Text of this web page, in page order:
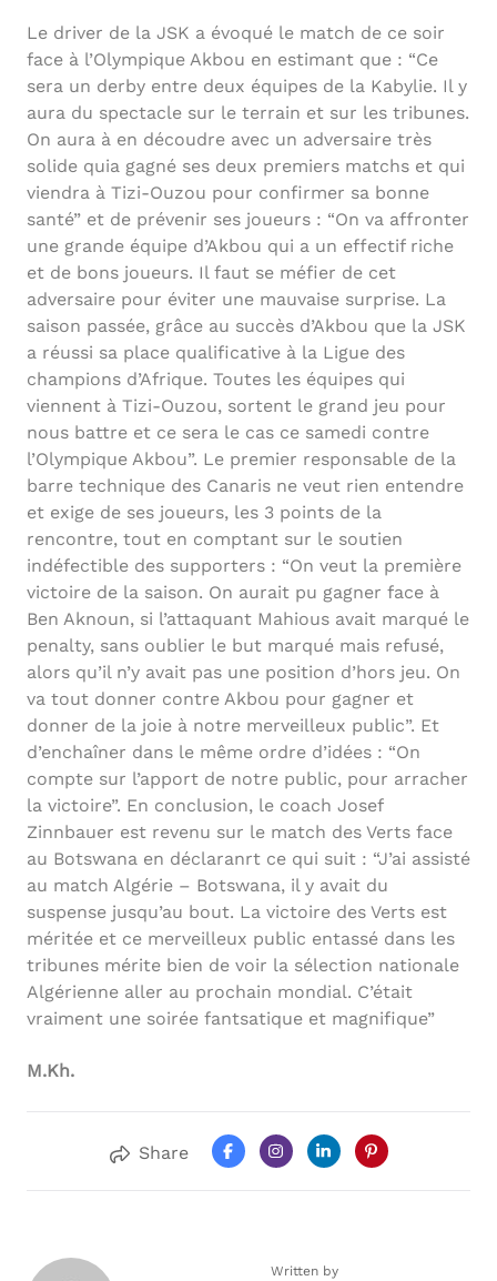
Le driver de la JSK a évoqué le match de ce soir
face à l’Olympique Akbou en estimant que : “Ce
sera un derby entre deux équipes de la Kabylie. Il y
aura du spectacle sur le terrain et sur les tribunes.
On aura à en découdre avec un adversaire très
solide quia gagné ses deux premiers matchs et qui
viendra à Tizi-Ouzou pour confirmer sa bonne
santé” et de prévenir ses joueurs : “On va affronter
une grande équipe d’Akbou qui a un effectif riche
et de bons joueurs. Il faut se méfier de cet
adversaire pour éviter une mauvaise surprise. La
saison passée, grâce au succès d’Akbou que la JSK
a réussi sa place qualificative à la Ligue des
champions d’Afrique. Toutes les équipes qui
viennent à Tizi-Ouzou, sortent le grand jeu pour
nous battre et ce sera le cas ce samedi contre
l’Olympique Akbou”. Le premier responsable de la
barre technique des Canaris ne veut rien entendre
et exige de ses joueurs, les 3 points de la
rencontre, tout en comptant sur le soutien
indéfectible des supporters : “On veut la première
victoire de la saison. On aurait pu gagner face à
Ben Aknoun, si l’attaquant Mahious avait marqué le
penalty, sans oublier le but marqué mais refusé,
alors qu’il n’y avait pas une position d’hors jeu. On
va tout donner contre Akbou pour gagner et
donner de la joie à notre merveilleux public”. Et
d’enchaîner dans le même ordre d’idées : “On
compte sur l’apport de notre public, pour arracher
la victoire”. En conclusion, le coach Josef
Zinnbauer est revenu sur le match des Verts face
au Botswana en déclaranrt ce qui suit : “J’ai assisté
au match Algérie – Botswana, il y avait du
suspense jusqu’au bout. La victoire des Verts est
méritée et ce merveilleux public entassé dans les
tribunes mérite bien de voir la sélection nationale
Algérienne aller au prochain mondial. C’était
vraiment une soirée fantsatique et magnifique”
M.Kh.
Share
Written by